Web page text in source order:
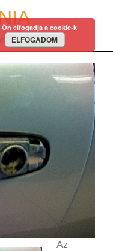
Az
elfogadja a cookie-k
ELFOGADOM